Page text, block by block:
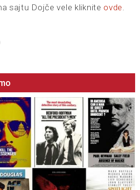
sajtu Dojče vele kliknite ovde.